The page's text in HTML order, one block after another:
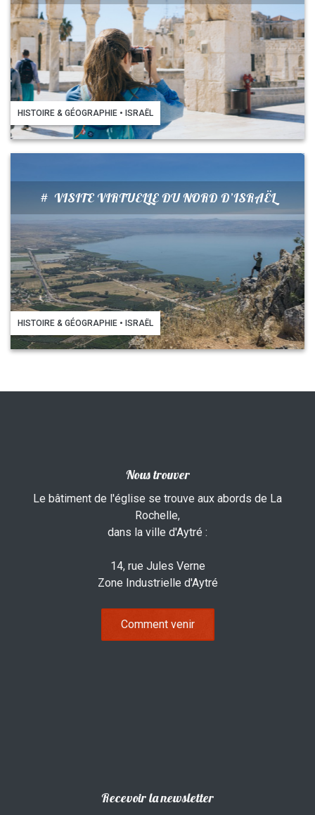
HISTOIRE & GÉOGRAPHIE • ISRAËL
# VISITE VIRTUELLE DU NORD D’ISRAËL
HISTOIRE & GÉOGRAPHIE • ISRAËL
Nous trouver
Le bâtiment de l'église se trouve aux abords de La
Rochelle,
dans la ville d'Aytré :
14, rue Jules Verne
Zone Industrielle d'Aytré
Comment venir
Recevoir la newsletter